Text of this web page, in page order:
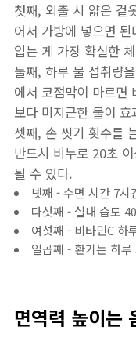
첫째, 외출 시 얇은 겉
어서 가방에 넣으면
입는 게 가장 확실한
둘째, 하루 물 섭취량
에서 코점막이 마르면
보다 미지근한 물이 효
셋째, 손 씻기 횟수를
반드시 비누로 20초
될 수 있다.
넷째 - 수면 시간 7시
다섯째 - 실내 습도
여섯째 - 비타민C 하
일곱째 - 환기는 하
면역력 높이는